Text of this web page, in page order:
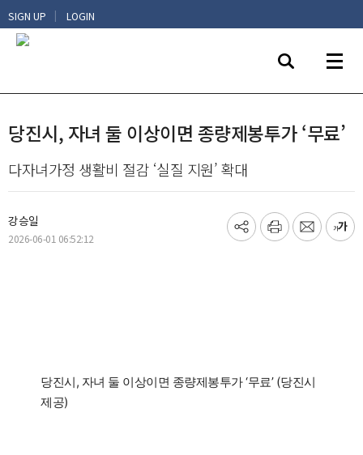
SIGN UP | LOGIN
당진시, 자녀 둘 이상이면 종량제봉투가 ‘무료’
다자녀가정 생활비 절감 ‘실질 지원’ 확대
강승일
2026-06-01 06:52:12
기
프
메
글
당진시, 자녀 둘 이상이면 종량제봉투가 ‘무료’ (당진시
제공)